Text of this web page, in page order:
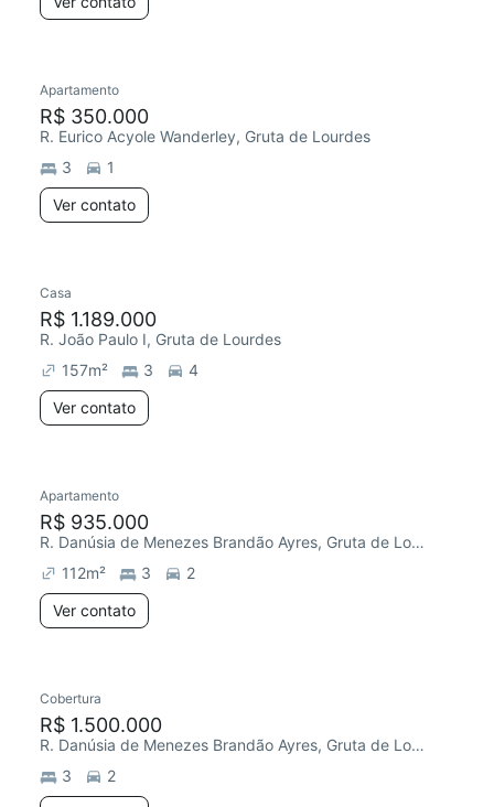
Apartamento
R$ 350.000
R. Eurico Acyole Wanderley, Gruta de Lourdes
3
1
Ver contato
Casa
R$ 1.189.000
R. João Paulo I, Gruta de Lourdes
157m² 3
4
Ver contato
Apartamento
R$ 935.000
R. Danúsia de Menezes Brandão Ayres, Gruta de Lourdes
112m² 3
2
Ver contato
Cobertura
R$ 1.500.000
R. Danúsia de Menezes Brandão Ayres, Gruta de Lourdes
3
2